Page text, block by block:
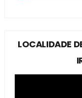
LOCALIDADE